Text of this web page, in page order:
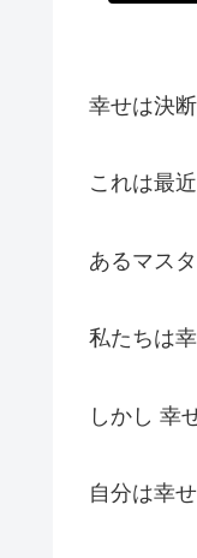
幸せは決断
これは最
あるマス
私たちは
しかし 幸
自分は幸